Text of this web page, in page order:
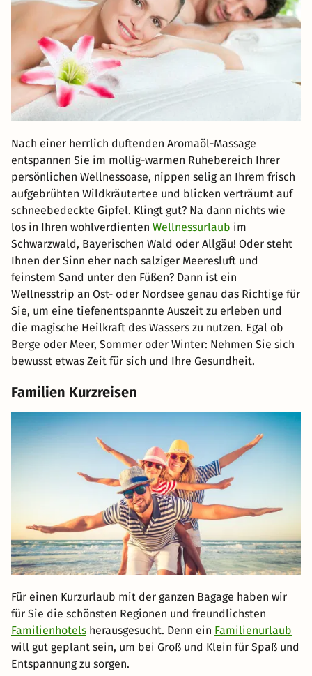
Nach einer herrlich duftenden Aromaöl-Massage
entspannen Sie im mollig-warmen Ruhebereich Ihrer
persönlichen Wellnessoase, nippen selig an Ihrem frisch
aufgebrühten Wildkräutertee und blicken verträumt auf
schneebedeckte Gipfel. Klingt gut? Na dann nichts wie
los in Ihren wohlverdienten Wellnessurlaub im
Schwarzwald, Bayerischen Wald oder Allgäu! Oder steht
Ihnen der Sinn eher nach salziger Meeresluft und
feinstem Sand unter den Füßen? Dann ist ein
Wellnesstrip an Ost- oder Nordsee genau das Richtige für
Sie, um eine tiefenentspannte Auszeit zu erleben und
die magische Heilkraft des Wassers zu nutzen. Egal ob
Berge oder Meer, Sommer oder Winter: Nehmen Sie sich
bewusst etwas Zeit für sich und Ihre Gesundheit.
Familien Kurzreisen
Für einen Kurzurlaub mit der ganzen Bagage haben wir
für Sie die schönsten Regionen und freundlichsten
Familienhotels herausgesucht. Denn ein Familienurlaub
will gut geplant sein, um bei Groß und Klein für Spaß und
Entspannung zu sorgen.